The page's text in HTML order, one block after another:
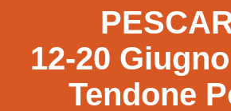
12-20
Tendone